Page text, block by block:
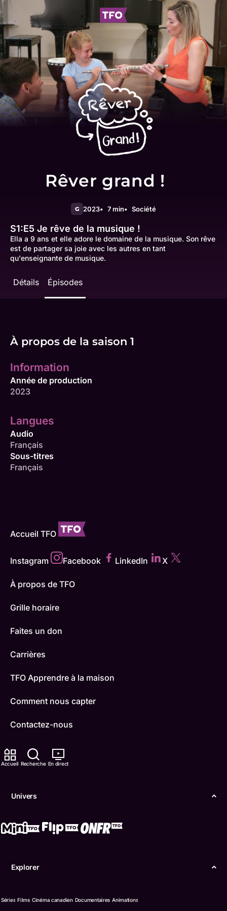
Accueil Recherche En direct
Univers
Explorer
Séries Films Cinéma canadien Documentaires Animations
Rêver grand !
G 2023 7 min Société
S1:E5 Je rêve de la musique !
Ella a 9 ans et elle adore le domaine de la musique. Son rêve
est de partager sa joie avec les autres en tant
qu'enseignante de musique.
Détails Épisodes
À propos de la saison 1
Information
Année de production
2023
Langues
Audio
Français
Sous-titres
Français
Accueil TFO
Instagram Facebook LinkedIn X
À propos de TFO
Grille horaire
Faites un don
Carrières
TFO Apprendre à la maison
Comment nous capter
Contactez-nous
ONFR
Boukili
Confidentialité
langue française de l’Ontario (TFO) - 2026